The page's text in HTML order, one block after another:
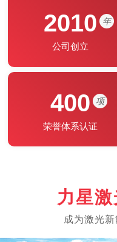
2010 年
公司创立
400 项
荣誉体系认证